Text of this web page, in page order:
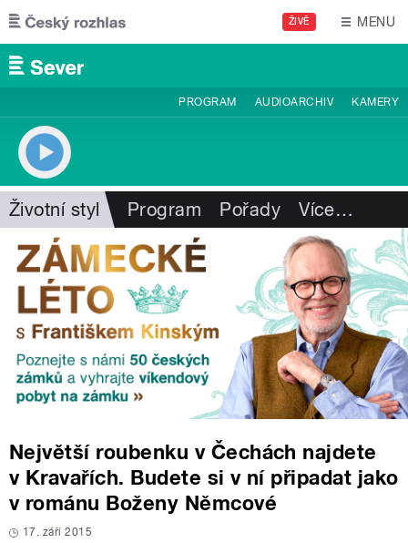
Přejít k hlavnímu obsahu
ŽIVĚ MENU
PROGRAM AUDIOARCHIV KAMERY
Životní styl Program Pořady Více…
Největší roubenku v Čechách najdete
v Kravařích. Budete si v ní připadat jako
v románu Boženy Němcové
17. září 2015